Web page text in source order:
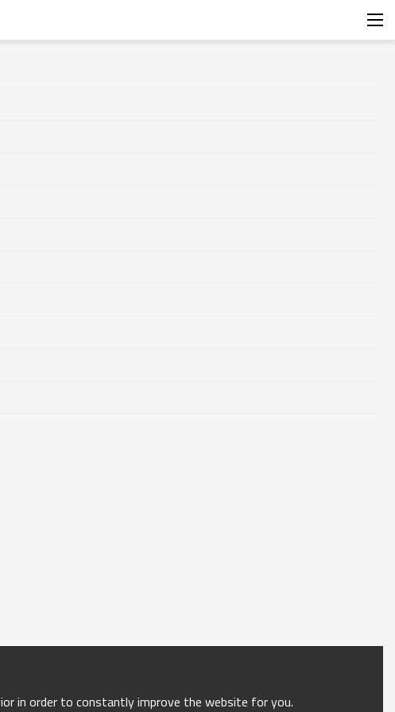
in order to constantly improve the website for you.